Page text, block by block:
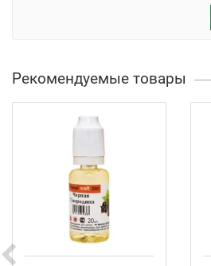
Рекомендуемые товары